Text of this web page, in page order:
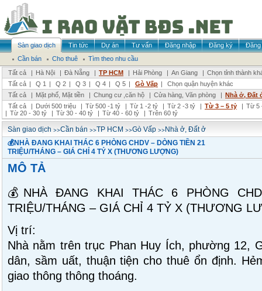
Sàn giao dịch Tin tức Dự án Tư vấn Đăng nhập Đăng ký
Đăng
Cần bán
Cho thuê
Tìm theo nhu cầu
Tất cả
| Hà Nội | Đà Nẵng | TP HCM | Hải Phòng | An Giang | Chọn tỉnh thành
Tất cả | Q 1 | Q 2 | Q 3 | Q 4 | Q 5 | Gò Vấp |
Chọn quận huyện khác
Tất cả
| Mặt phố, Mặt tiền | Chung cư ,căn hộ | Cửa hàng, Văn phòng | Nhà ở, Đất
Tất cả
| Dưới 500 triệu | Từ 500 -1 tỷ | Từ 1 -2 tỷ | Từ 2 -3 tỷ | Từ 3 – 5 tỷ | Từ 5
| Từ 20 - 30 tỷ | Từ 30 - 40 tỷ | Từ 40 - 60 tỷ | Trên 60 tỷ
Sàn giao dịch >>Cần bán >>TP HCM >>Gò Vấp >>Nhà ở, Đất ở
💰NHÀ ĐANG KHAI THÁC 6 PHÒNG CHDV – DÒNG TIỀN 21
TRIỆU/THÁNG – GIÁ CHỈ 4 TỶ X (THƯƠNG LƯỢNG)
MÔ TẢ
💰NHÀ ĐANG KHAI THÁC 6 PHÒNG
TRIỆU/THÁNG – GIÁ CHỈ 4 TỶ X (THƯƠNG
Vị trí:
Nhà nằm trên trục Phan Huy Ích, phường 12,
dân, sầm uất, thuận tiện cho thuê ổn định.
giao thông thông thoáng.